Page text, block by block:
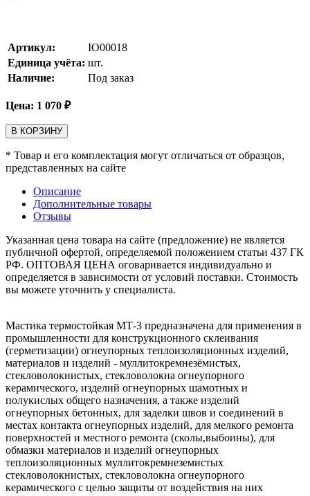
Артикул:
IO00018
Единица учёта: шт.
Наличие:
Под заказ
Цена: 1 070 ₽
В КОРЗИНУ
* Товар и его комплектация могут отличаться от образцов,
представленных на сайте
Описание
Дополнительные товары
Отзывы
Указанная цена товара на сайте (предложение) не является
публичной офертой, определяемой положением статьи 437 ГК
РФ. ОПТОВАЯ ЦЕНА оговаривается индивидуально и
определяется в зависимости от условий поставки. Стоимость
вы можете уточнить у специалиста.
Мастика термостойкая МТ-3 предназначена для применения в
промышленности для конструкционного склеивания
(герметизации) огнеупорных теплоизоляционных изделий,
материалов и изделий - муллитокремнезёмистых,
стекловолокнистых, стекловолокна огнеупорного
керамического, изделий огнеупорных шамотных и
полукислых общего назначения, а также изделий
огнеупорных бетонных, для заделки швов и соединений в
местах контакта огнеупорных изделий, для мелкого ремонта
поверхностей и местного ремонта (сколы,выбоины), для
обмазки материалов и изделий огнеупорных
теплоизоляционных муллитокремнеземистых
стекловолокнистых, стекловолокна огнеупорного
керамического с целью защиты от воздействия на них